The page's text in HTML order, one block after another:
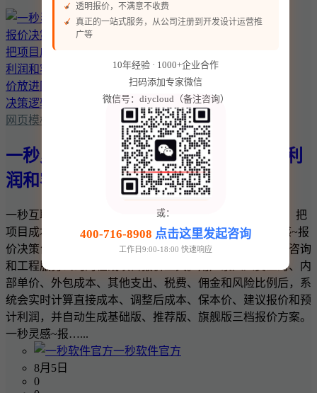
网页模板
一秒灵感~报价决策台：把项目成本、利
润和客户报价放进同一套决策逻辑
一秒互联 · 一秒灵感实用商业工具 一秒灵感~报价决策台：把
项目成本、利润和客户报价放进同一套决策逻辑 一秒灵感~报
价决策台是一款面向网站建设、软件开发、设计、广告、咨询
和工程服务公司的在线项目报价工具。用户录入人员工时、内
部单价、外包成本、其他支出、税费、佣金和风险比例后，系
统会实时计算直接成本、调整后成本、保本价、建议报价和预
计利润，并自动生成基础版、推荐版、旗舰版三档报价方案。
一秒灵感~报…...
一秒软件官方
8月5日
0
透明报价，不满意不收费
真正的一站式服务，从公司注册到开发设计运营推
广等
10年经验 · 1000+企业合作
扫码添加专家微信
微信号：diycloud（备注咨询）
或：
400-716-8908 点击这里发起咨询
工作日9:00-18:00 快速响应